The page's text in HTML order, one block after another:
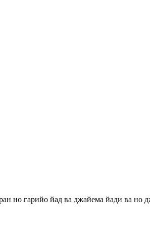
но гарийо йад ва джайема йади ва но